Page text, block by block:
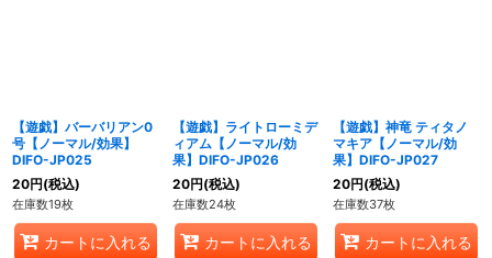
【遊戯】バーバリアン0
号【ノーマル/効果】
DIFO-JP025
20円(税込)
在庫数19枚
カートに入れる
【遊戯】ライトローミデ
ィアム【ノーマル/効
果】DIFO-JP026
20円(税込)
在庫数24枚
カートに入れる
【遊戯】神竜 ティタノ
マキア【ノーマル/効
果】DIFO-JP027
20円(税込)
在庫数37枚
カートに入れる